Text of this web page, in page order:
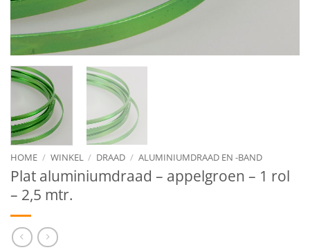
HOME / WINKEL / DRAAD / ALUMINIUMDRAAD EN -BAND
Plat aluminiumdraad – appelgroen – 1 rol
– 2,5 mtr.